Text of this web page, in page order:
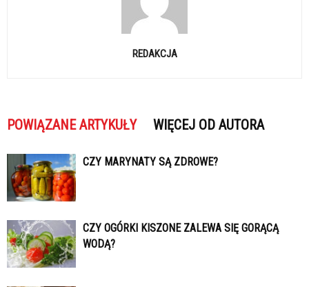
REDAKCJA
POWIĄZANE ARTYKUŁY WIĘCEJ OD AUTORA
CZY MARYNATY SĄ ZDROWE?
CZY OGÓRKI KISZONE ZALEWA SIĘ GORĄCĄ
WODĄ?